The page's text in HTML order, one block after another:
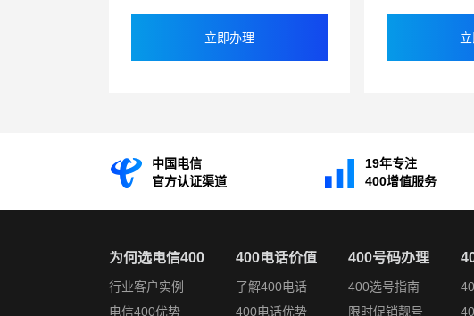
立即办理
中国电信
官方认证渠道
19年专注
400增值服务
为何选电信400
行业客户实例
电信400优势
400电话价值
了解400电话
400电话优势
400号码办理
400选号指南
限时促销靓号